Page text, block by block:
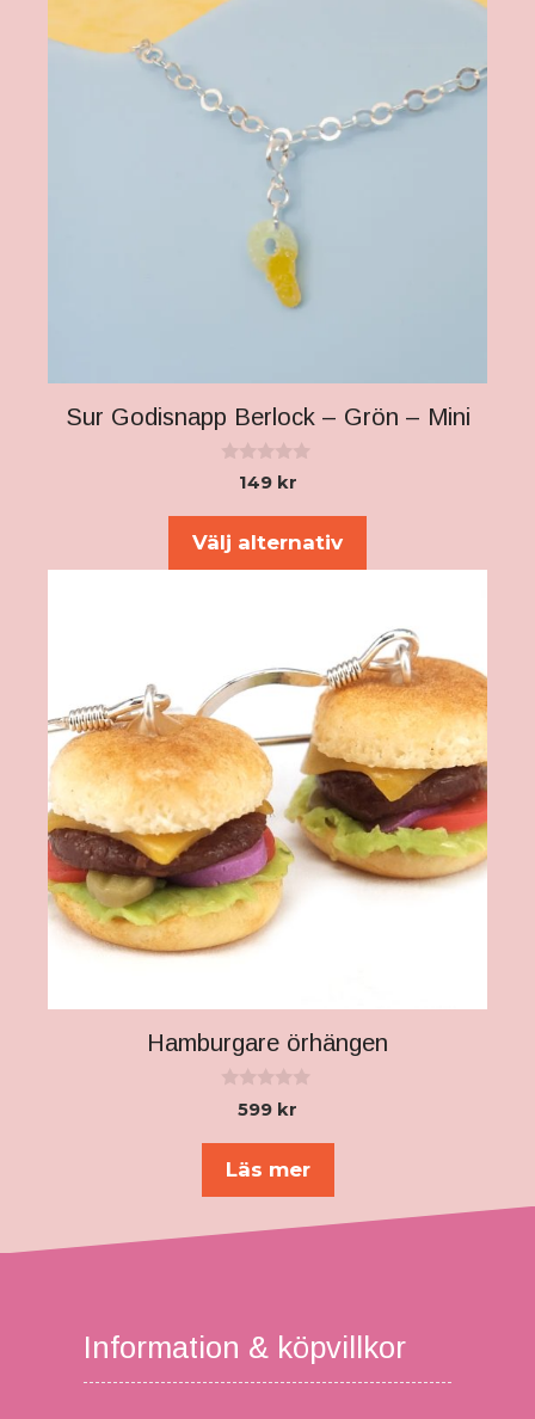
Sur Godisnapp Berlock – Grön – Mini
149 kr
Välj alternativ
Hamburgare örhängen
599 kr
Läs mer
Information & köpvillkor